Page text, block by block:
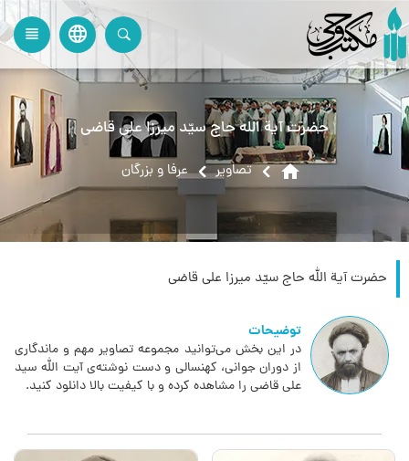
language
view_headline
حضرت آية الله حاج سيّد ميرزا على قاضى‏
home تصاویر عرفا و بزرگان
حضرت آية الله حاج سيّد ميرزا على قاضى‏
توضیحات
در این بخش می‌توانید مجموعه تصاویر مهم و ماندگاری
از دوران جوانی، کهنسالی و دست نوشته‌ی آیت الله سید
علی قاضی را مشاهده کرده و با کیفیت بالا دانلود کنید.